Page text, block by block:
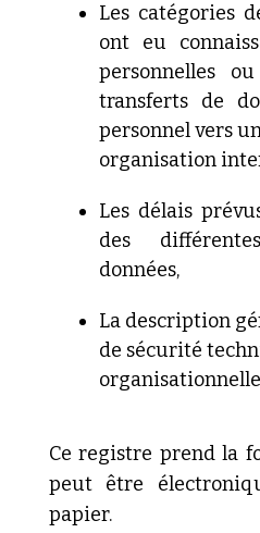
Les catégories
ont eu
personnelles
transferts de
personnel vers
organisation
Les délais
des
données,
La description
de sécurité
Ce registre prend la
peut être
papier.